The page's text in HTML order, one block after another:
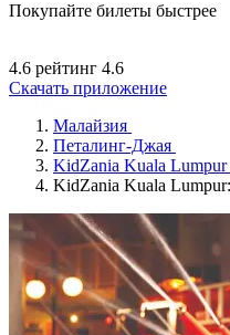
Покупайте билеты быстрее
4.6 рейтинг 4.6
Скачать приложение
Малайзия
Петалинг-Джая
KidZania Kuala Lumpur
KidZania Kuala